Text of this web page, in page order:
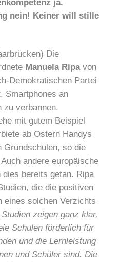
ja.
nein! Keiner will stille
Die
Manuela Ripavon
Demokratischen Partei
Smartphones an
zu verbannen.
mit gutem Beispiel
ab Ostern Handys
Grundschulen, so die
andere europäische
dies bereits getan. Ripa
die die positiven
eines solchen Verzichts
zeigen ganz klar,
Schulen förderlich für
und die Lernleistung
und Schüler sind. Die